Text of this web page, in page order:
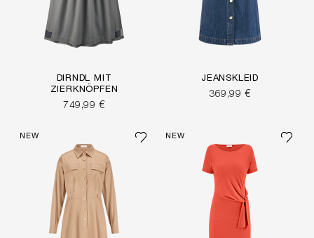
DIRNDL MIT
ZIERKNÖPFEN
749,99 €
JEANSKLEID
369,99 €
NEW NEW